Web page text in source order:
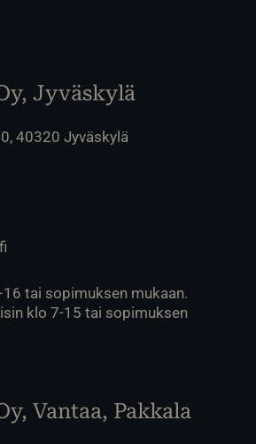
Jyväskylä
40320 Jyväskylä
tai sopimuksen mukaan.
klo 7-15 tai sopimuksen
Vantaa, Pakkala